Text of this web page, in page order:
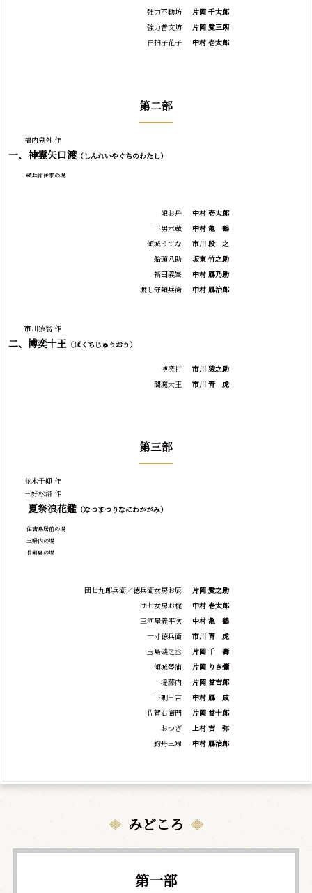
強力不動坊
強力普文坊
白拍子花子
片岡 千太郎
片岡 愛三朗
中村 壱太郎
第二部
福内鬼外 作
一、神霊矢口渡（しんれいやぐちのわたし）
頓兵衛住家の場
娘お舟
下男六蔵
傾城うてな
船頭八助
新田義峯
渡し守頓兵衛
中村 壱太郎
中村 亀
鶴
市川 段
之
坂東 竹之助
中村 鴈乃助
中村 鴈治郎
市川猿翁 作
二、博奕十王 （ばくちじゅうおう）
博奕打
閻魔大王
市川 猿之助
市川 青 虎
第三部
並木千柳 作
三好松洛 作
夏祭浪花鑑（なつまつりなにわかがみ）
住吉鳥居前の場
三婦内の場
長町裏の場
団七九郎兵衛／徳兵衛女房お辰
団七女房お梶
三河屋義平次
一寸徳兵衛
玉島磯之丞
傾城琴浦
堤藤内
下剃三吉
佐賀右衛門
おつぎ
釣舟三婦
片岡 愛之助
中村 壱太郎
中村 亀
鶴
市川 青
虎
片岡 千
壽
片岡 りき彌
片岡 當吉郎
中村 鴈
成
片岡 當十郎
上村 吉
弥
中村 鴈治郎
みどころ
第一部